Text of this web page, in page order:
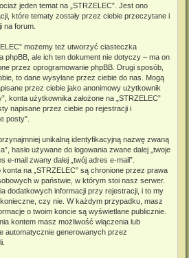
jeden temat na „STRZELEC”. Jest ono
które tematy zostały przez ciebie przeczytane i
na forum.
możemy też utworzyć ciasteczka
phpBB, ale ich ten dokument nie dotyczy – ma on
przez oprogramowanie phpBB. Drugi sposób,
to dane wysyłane przez ciebie do nas. Mogą
przez ciebie jako anonimowy użytkownik
konta użytkownika założone na „STRZELEC”
napisane przez ciebie po rejestracji i
posty”.
unikalną identyfikacyjną nazwę zwaną
hasło używane do logowania zwane dalej „twoje
e-mail zwany dalej „twój adres e-mail”.
na „STRZELEC” są chronione przez prawa
w państwie, w którym stoi nasz serwer.
dodatkowych informacji przy rejestracji, i to my
czy nie. W każdym przypadku, masz
o twoim koncie są wyświetlane publicznie.
kontem masz możliwość włączenia lub
automatycznie generowanych przez